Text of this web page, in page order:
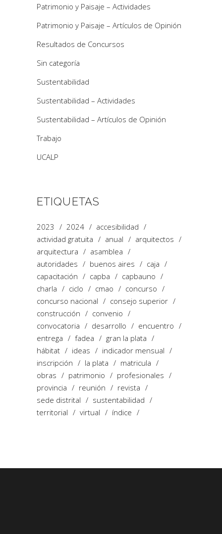
Patrimonio y Paisaje – Actividades
Patrimonio y Paisaje – Artículos de Opinión
Resultados de Concursos
Sin categoría
Sustentabilidad
Sustentabilidad – Actividades
Sustentabilidad – Artículos de Opinión
Trabajo
UCALP
ETIQUETAS
2023 2024
accesibilidad
actividad gratuita
anual
arquitectos
arquitectura
asamblea
autoridades
buenos aires
caja
capacitación
capba
capbauno
charla
ciclo cmao
concurso
concurso nacional
consejo superior
construcción
convenio
convocatoria
desarrollo
encuentro
entrega
fadea
gran la plata
hábitat
ideas
indicador mensual
inscripción
la plata
matricula
obras
patrimonio
profesionales
provincia
reunión
revista
sede distrital
sustentabilidad
territorial
virtual índice